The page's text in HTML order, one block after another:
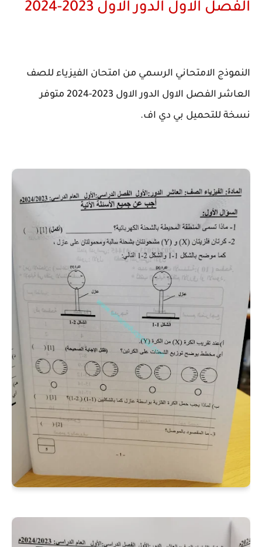
الفصل الاول الدور الاول 2023-2024
النموذج الامتحاني الرسمي من امتحان الفيزياء للصف
العاشر الفصل الاول الدور الاول 2023-2024 متوفر
نسخة للتحميل بي دي اف.